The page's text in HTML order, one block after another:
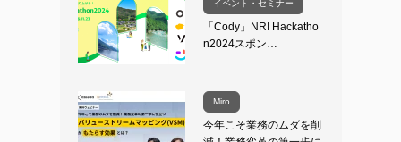
イベント・セミナー
「Cody」NRI Hackatho
n2024スポン…
Miro
今年こそ業務のムダを削